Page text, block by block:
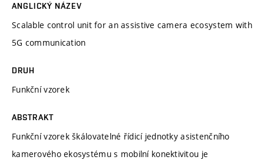
ANGLICKÝ NÁZEV
Scalable control unit for an assistive camera ecosystem with
5G communication
DRUH
Funkční vzorek
ABSTRAKT
Funkční vzorek škálovatelné řídicí jednotky asistenčního
kamerového ekosystému s mobilní konektivitou je